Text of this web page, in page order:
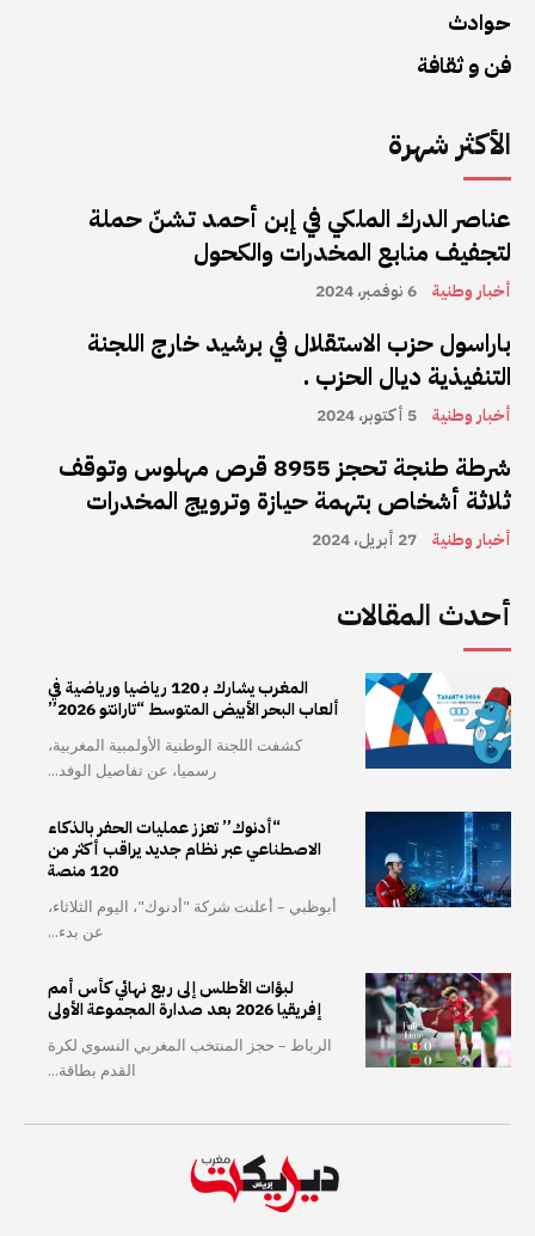
حوادث
فن و ثقافة
الأكثر شهرة
عناصر الدرك الملكي في إبن أحمد تشنّ حملة
لتجفيف منابع المخدرات والكحول
أخبار وطنية 6 نوفمبر، 2024
باراسول حزب الاستقلال في برشيد خارج اللجنة
التنفيذية ديال الحزب .
أخبار وطنية 5 أكتوبر، 2024
شرطة طنجة تحجز 8955 قرص مهلوس وتوقف
ثلاثة أشخاص بتهمة حيازة وترويج المخدرات
أخبار وطنية 27 أبريل، 2024
أحدث المقالات
المغرب يشارك بـ 120 رياضيا ورياضية في
ألعاب البحر الأبيض المتوسط “تارانتو 2026”
كشفت اللجنة الوطنية الأولمبية المغربية،
رسميا، عن تفاصيل الوفد...
“أدنوك” تعزز عمليات الحفر بالذكاء
الاصطناعي عبر نظام جديد يراقب أكثر من
120 منصة
أبوظبي – أعلنت شركة "أدنوك"، اليوم الثلاثاء،
عن بدء...
لبؤات الأطلس إلى ربع نهائي كأس أمم
إفريقيا 2026 بعد صدارة المجموعة الأولى
الرباط – حجز المنتخب المغربي النسوي لكرة
القدم بطاقة...